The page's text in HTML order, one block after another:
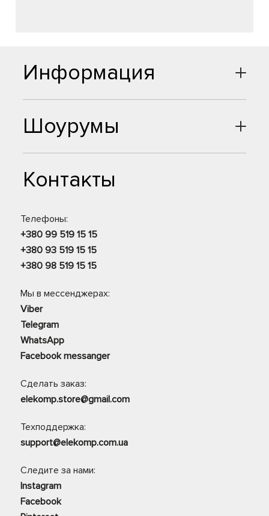
Шоурумы
Контакты
Телефоны:
+380 99 519 15 15
+380 93 519 15 15
+380 98 519 15 15
Мы в мессенджерах:
Viber
Telegram
WhatsApp
Facebook messanger
Сделать заказ:
elekomp.store@gmail.com
Техподдержка:
support@elekomp.com.ua
Следите за нами:
Instagram
Facebook
Информация